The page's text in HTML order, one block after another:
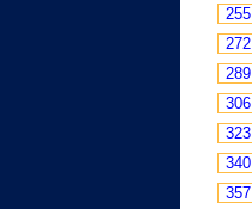
255
272
289
306
323
340
357